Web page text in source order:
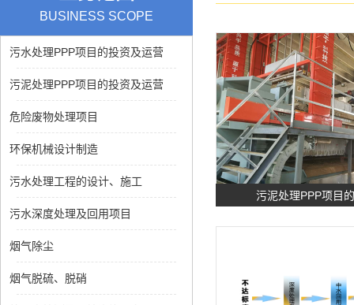
BUSINESS SCOPE
污水处理PPP项目的投资及运营
污泥处理PPP项目的投资及运营
危险废物处理项目
环保机械设计制造
污水处理工程的设计、施工
污水深度处理及回用项目
烟气除尘
烟气脱硫、脱硝
污泥处理PPP项目